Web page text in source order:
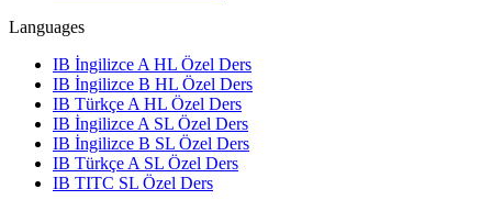
Languages
IB İngilizce A HL Özel Ders
IB İngilizce B HL Özel Ders
IB Türkçe A HL Özel Ders
IB İngilizce A SL Özel Ders
IB İngilizce B SL Özel Ders
IB Türkçe A SL Özel Ders
IB TITC SL Özel Ders